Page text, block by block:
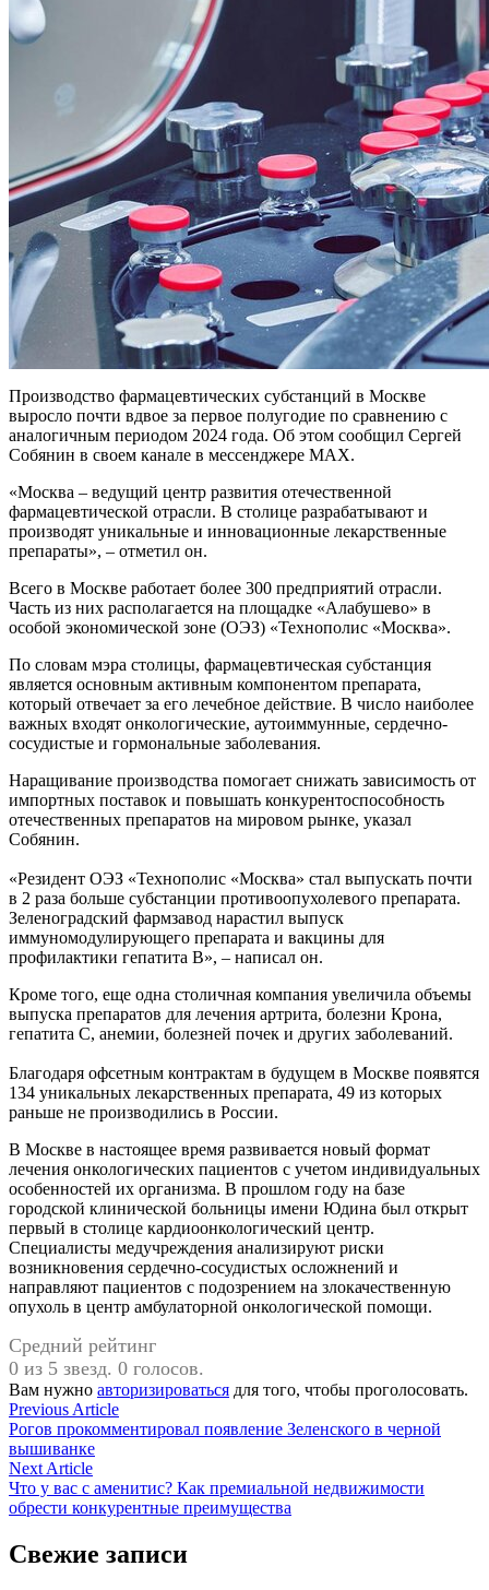
Производство фармацевтических субстанций в Москве
выросло почти вдвое за первое полугодие по сравнению с
аналогичным периодом 2024 года. Об этом сообщил Сергей
Собянин в своем канале в мессенджере MAX.
«Москва – ведущий центр развития отечественной
фармацевтической отрасли. В столице разрабатывают и
производят уникальные и инновационные лекарственные
препараты», – отметил он.
Всего в Москве работает более 300 предприятий отрасли.
Часть из них располагается на площадке «Алабушево» в
особой экономической зоне (ОЭЗ) «Технополис «Москва».
По словам мэра столицы, фармацевтическая субстанция
является основным активным компонентом препарата,
который отвечает за его лечебное действие. В число наиболее
важных входят онкологические, аутоиммунные, сердечно-
сосудистые и гормональные заболевания.
Наращивание производства помогает снижать зависимость от
импортных поставок и повышать конкурентоспособность
отечественных препаратов на мировом рынке, указал
Собянин.
«Резидент ОЭЗ «Технополис «Москва» стал выпускать почти
в 2 раза больше субстанции противоопухолевого препарата.
Зеленоградский фармзавод нарастил выпуск
иммуномодулирующего препарата и вакцины для
профилактики гепатита В», – написал он.
Кроме того, еще одна столичная компания увеличила объемы
выпуска препаратов для лечения артрита, болезни Крона,
гепатита С, анемии, болезней почек и других заболеваний.
Благодаря офсетным контрактам в будущем в Москве появятся
134 уникальных лекарственных препарата, 49 из которых
раньше не производились в России.
В Москве в настоящее время развивается новый формат
лечения онкологических пациентов с учетом индивидуальных
особенностей их организма. В прошлом году на базе
городской клинической больницы имени Юдина был открыт
первый в столице кардиоонкологический центр.
Специалисты медучреждения анализируют риски
возникновения сердечно-сосудистых осложнений и
направляют пациентов с подозрением на злокачественную
опухоль в центр амбулаторной онкологической помощи.
Средний рейтинг
0 из 5 звезд. 0 голосов.
Вам нужно авторизироваться для того, чтобы проголосовать.
Навигация
по
записям
Previous ArticlePrevious
article:
Рогов прокомментировал появление Зеленского в черной
вышиванке
Next ArticleNext
article:
Что у вас с аменитис? Как премиальной недвижимости
обрести конкурентные преимущества
Свежие записи